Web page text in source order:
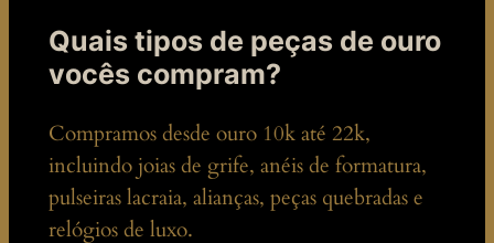
Quais tipos de peças de ouro
vocês compram?
Compramos desde ouro 10k até 22k,
incluindo joias de grife, anéis de formatura,
pulseiras lacraia, alianças, peças quebradas e
relógios de luxo.